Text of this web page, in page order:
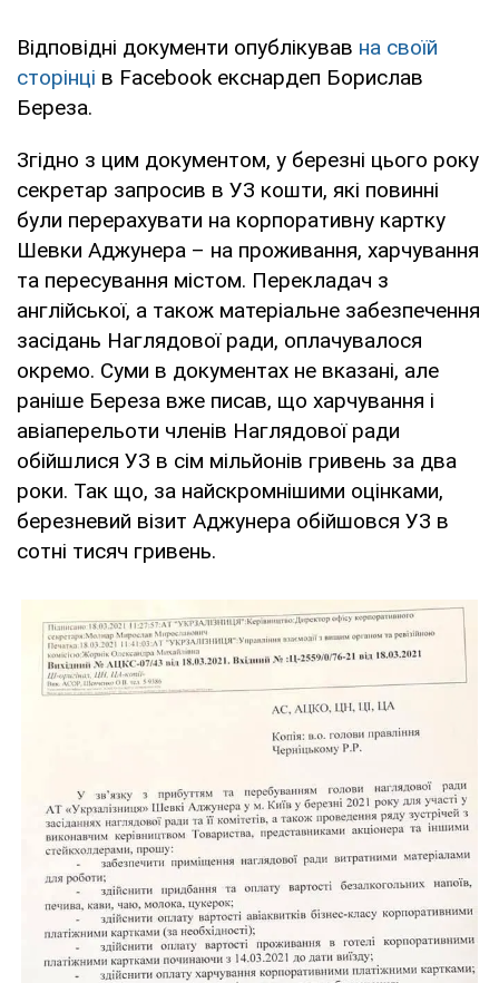
Відповідні документи опублікував на своїй
сторінці в Facebook екснардеп Борислав
Береза.
Згідно з цим документом, у березні цього року
секретар запросив в УЗ кошти, які повинні
були перерахувати на корпоративну картку
Шевки Аджунера – на проживання, харчування
та пересування містом. Перекладач з
англійської, а також матеріальне забезпечення
засідань Наглядової ради, оплачувалося
окремо. Суми в документах не вказані, але
раніше Береза ​​вже писав, що харчування і
авіаперельоти членів Наглядової ради
обійшлися УЗ в сім мільйонів гривень за два
роки. Так що, за найскромнішими оцінками,
березневий візит Аджунера обійшовся УЗ в
сотні тисяч гривень.